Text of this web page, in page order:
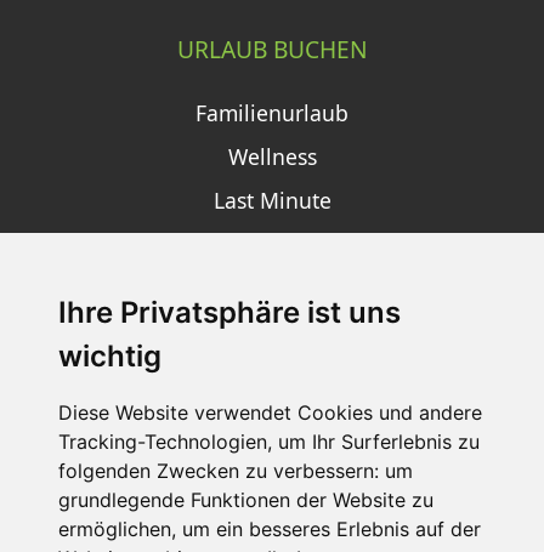
Ihre Privatsphäre ist uns
wichtig
Diese Website verwendet Cookies und andere
Tracking-Technologien, um Ihr Surferlebnis zu
folgenden Zwecken zu verbessern: um
grundlegende Funktionen der Website zu
ermöglichen, um ein besseres Erlebnis auf der
URLAUB BUCHEN
Familienurlaub
Wellness
Last Minute
SCHNEEHÖHEN SKI APP
Die Schneehoehen Ski APP für iOS und Android - Ein
Muss für alle Wintersportler und Schneefreaks!